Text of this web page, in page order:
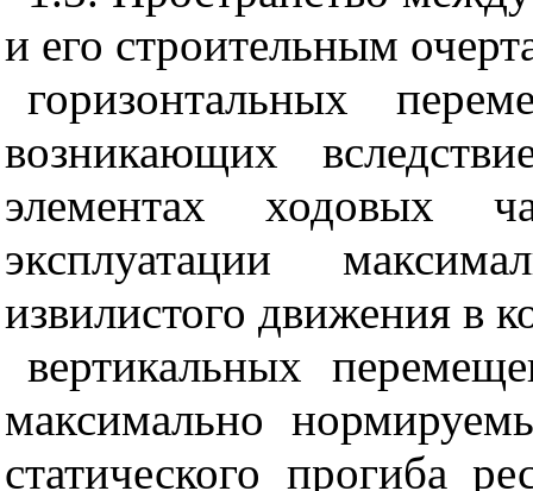
и его строительным
горизонтальных
возникающих
элементах ходовых
эксплуатации
извилистого движения в
вертикальных
максимально
статического прогиба